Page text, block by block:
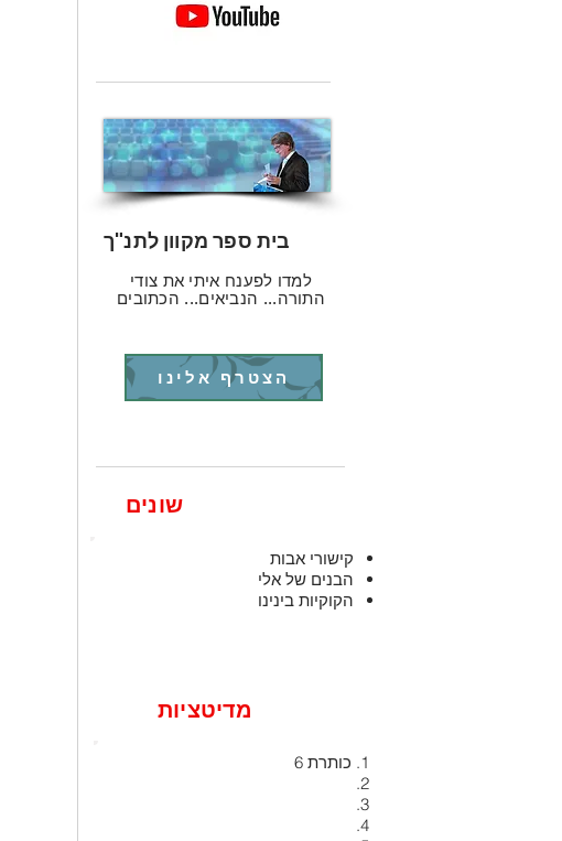
בית ספר מקוון לתנ"ך
למדו לפענח איתי את צודי
התורה... הנביאים... הכתובים
הצטרף אלינו
שונים
קישורי אבות
הבנים של אלי
הקוקיות בינינו
מדיטציות
כותרת 6